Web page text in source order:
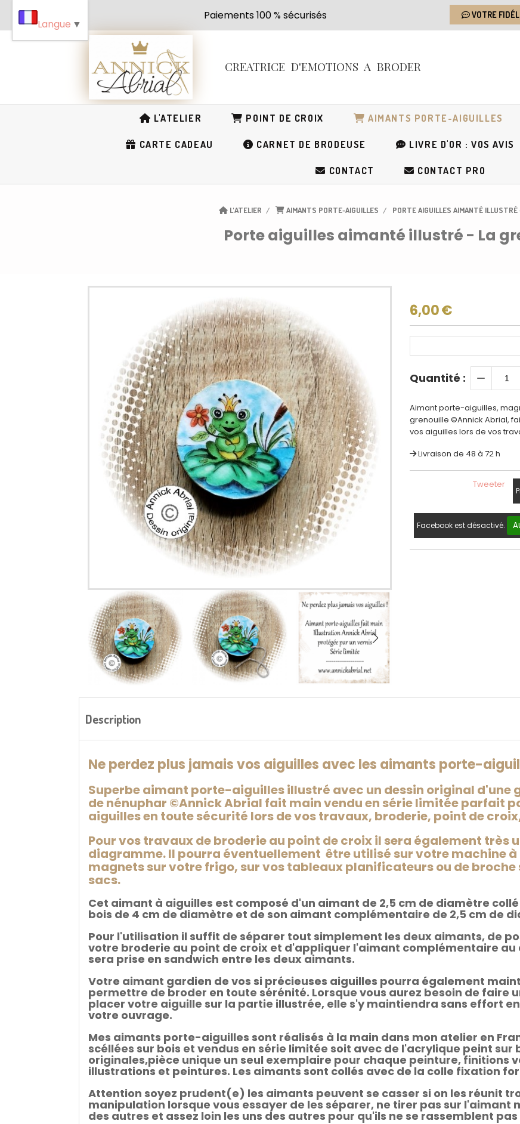
Paiements 100 % sécurisés VOTRE
CREATRICE D'EMOTIONS A BRODER
L'ATELIER POINT DE CROIX AIMANTS PORTE-AIGUILLES
CARTE CADEAU CARNET DE BRODEUSE LIVRE D'OR : VOS AVIS
CONTACT CONTACT PRO
L'ATELIER AIMANTS PORTE-AIGUILLES PORTE AIGUILLES AIMANTÉ ILLUSTRÉ
Porte aiguilles aimanté illustré - La
6,00€
Quantité :
Aimant porte-aiguilles,
grenouille ©Annick Abrial,
vos aiguilles lors de vos
Livraison de 48 à 72 h
Tweeter
Facebook est désactivé.
Description
Ne perdez plus jamais vos aiguilles avec les aimants porte-
Superbe aimant porte-aiguilles illustré avec un dessin original d'une
de nénuphar ©Annick Abrial fait main vendu en série limitée parfait
aiguilles en toute sécurité lors de vos travaux, broderie, point de
Pour vos travaux de broderie au point de croix il sera également très
diagramme. Il pourra éventuellement être utilisé sur votre machine à
magnets sur votre frigo, sur vos tableaux planificateurs ou de
sacs.
Cet aimant à aiguilles est composé d'un aimant de 2,5 cm de diamètre
bois de 4 cm de diamètre et de son aimant complémentaire de 2,5 cm de
Pour l'utilisation il suffit de séparer tout simplement les deux aimants, de
votre broderie au point de croix et d'appliquer l'aimant complémentaire au
sera prise en sandwich entre les deux aimants.
Votre aimant gardien de vos si précieuses aiguilles pourra également
permettre de broder en toute sérénité. Lorsque vous aurez besoin de faire
placer votre aiguille sur la partie illustrée, elle s'y maintiendra sans effort
votre ouvrage.
Mes aimants porte-aiguilles sont réalisés à la main dans mon atelier en
scéllées sur bois et vendus en série limitée soit avec de l'acrylique peint sur
originales,pièce unique un seul exemplaire pour chaque peinture, finitions
illustrations et peintures. Les aimants sont collés avec de la colle fixation
Attention soyez prudent(e) les aimants peuvent se casser si on les réunit
manipulation lorsque vous essayer de les séparer, ne tirer pas sur l'aimant
des autres et assez loin les uns des autres pour qu'ils ne se rassemblent
Langue ▼